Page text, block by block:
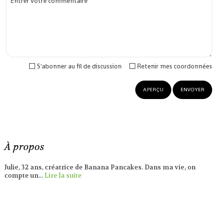
À propos
Julie, 32 ans, créatrice de Banana Pancakes. Dans ma vie, on
compte un...Lire la suite
Retenir mes coordonnées
S'abonner au fil de discussion